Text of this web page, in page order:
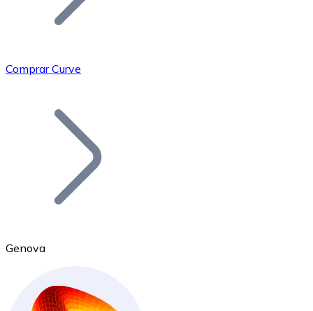
Bitcoin
Comprar Curve
Genova